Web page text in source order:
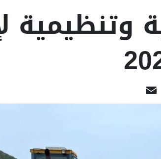
LinkedIn